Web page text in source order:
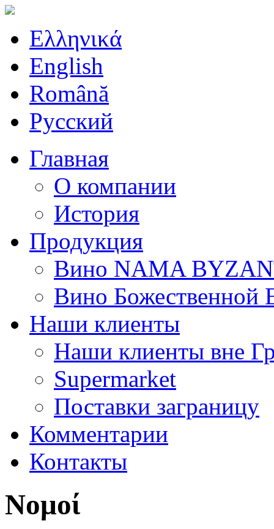
Ελληνικά
English
Română
Русский
Главная
О компании
История
Продукция
Вино ΝΑΜΑ
Вино Божественной
Наши клиенты
Наши клиенты вне
Supermarket
Поставки заграницу
Комментарии
Контакты
Νομοί